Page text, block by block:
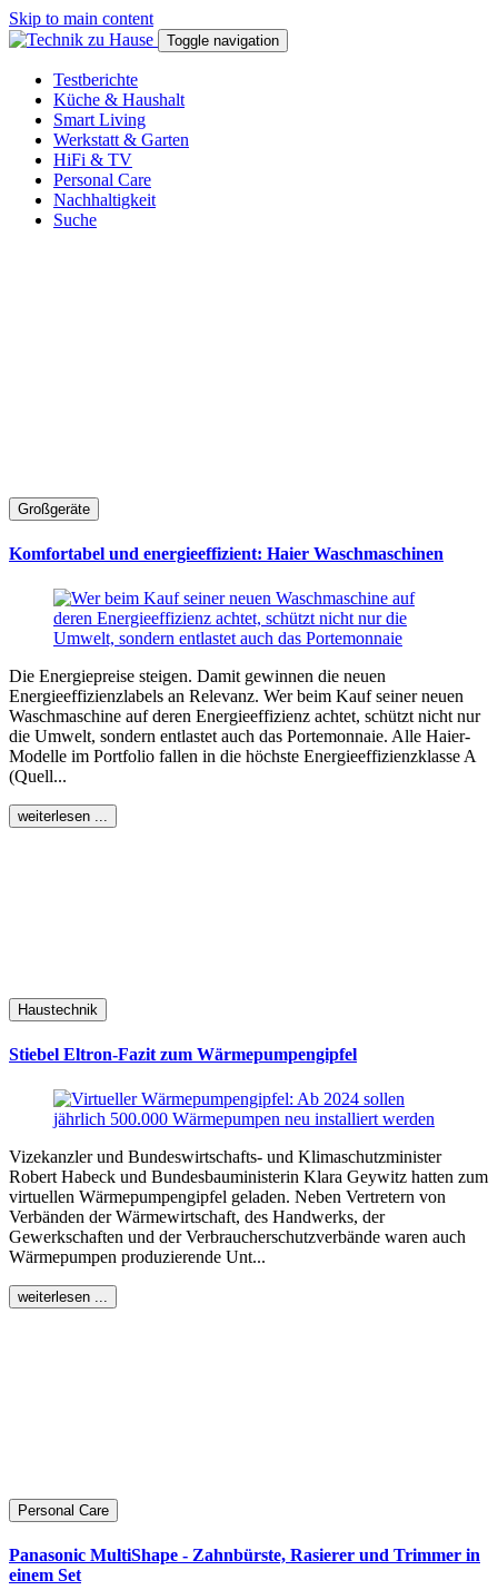
Skip to main content
Toggle navigation
Testberichte
Küche & Haushalt
Smart Living
Werkstatt & Garten
HiFi & TV
Personal Care
Nachhaltigkeit
Suche
Großgeräte
Komfortabel und energieeffizient: Haier Waschmaschinen
Die Energiepreise steigen. Damit gewinnen die neuen
Energieeffizienzlabels an Relevanz. Wer beim Kauf seiner neuen
Waschmaschine auf deren Energieeffizienz achtet, schützt nicht nur
die Umwelt, sondern entlastet auch das Portemonnaie. Alle Haier-
Modelle im Portfolio fallen in die höchste Energieeffizienzklasse A
(Quell...
weiterlesen ...
Haustechnik
Stiebel Eltron-Fazit zum Wärmepumpengipfel
Vizekanzler und Bundeswirtschafts- und Klimaschutzminister
Robert Habeck und Bundesbauministerin Klara Geywitz hatten zum
virtuellen Wärmepumpengipfel geladen. Neben Vertretern von
Verbänden der Wärmewirtschaft, des Handwerks, der
Gewerkschaften und der Verbraucherschutzverbände waren auch
Wärmepumpen produzierende Unt...
weiterlesen ...
Personal Care
Panasonic MultiShape - Zahnbürste, Rasierer und Trimmer in
einem Set